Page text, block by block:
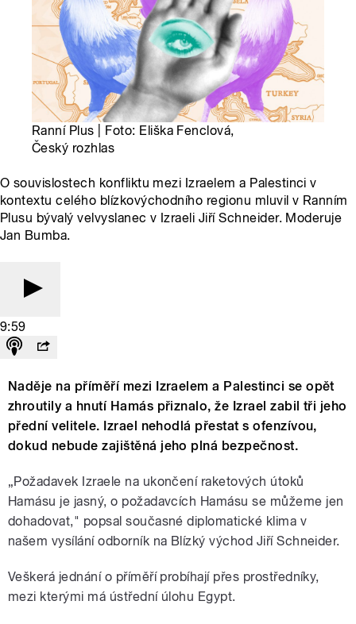
Ranní Plus | Foto: Eliška Fenclová,
Český rozhlas
O souvislostech konfliktu mezi Izraelem a Palestinci v
kontextu celého blízkovýchodního regionu mluvil v Ranním
Plusu bývalý velvyslanec v Izraeli Jiří Schneider. Moderuje
Jan Bumba.
9:59
Naděje na příměří mezi Izraelem a Palestinci se opět
zhroutily a hnutí Hamás přiznalo, že Izrael zabil tři jeho
přední velitele. Izrael nehodlá přestat s ofenzívou,
dokud nebude zajištěná jeho plná bezpečnost.
„Požadavek Izraele na ukončení raketových útoků
Hamásu je jasný, o požadavcích Hamásu se můžeme jen
dohadovat," popsal současné diplomatické klima v
našem vysílání odborník na Blízký východ Jiří Schneider.
Veškerá jednání o příměří probíhají přes prostředníky,
mezi kterými má ústřední úlohu Egypt.